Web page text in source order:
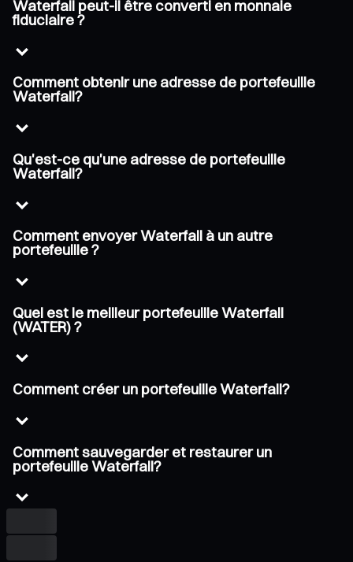
Waterfall peut-il être converti en monnaie
fiduciaire ?
Comment obtenir une adresse de portefeuille
Waterfall?
Qu'est-ce qu'une adresse de portefeuille
Waterfall?
Comment envoyer Waterfall à un autre
portefeuille ?
Quel est le meilleur portefeuille Waterfall
(WATER) ?
Comment créer un portefeuille Waterfall?
Comment sauvegarder et restaurer un
portefeuille Waterfall?